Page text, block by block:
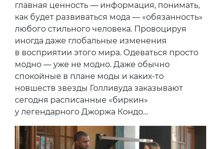
главная ценность — информация, понимать,
как будет развиваться мода — «обязанность»
любого стильного человека. Провоцируя
иногда даже глобальные изменения
в восприятии этого мира. Одеваться просто
модно — уже не модно. Даже обычно
спокойные в плане моды и каких-то
новшеств звезды Голливуда заказывают
сегодня расписанные «биркин»
у легендарного Джоржа Кондо…